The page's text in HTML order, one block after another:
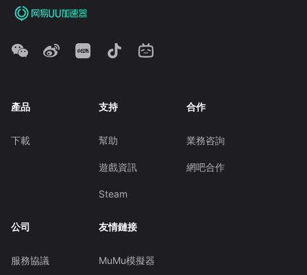
產品
下載
支持
幫助
遊戲資訊
Steam
合作
業務咨詢
網吧合作
公司
服務協議
友情鏈接
MuMu模擬器